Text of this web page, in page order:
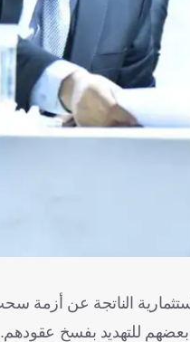
الناتجة عن أزمة
للتهديد بفسخ عقودهم.